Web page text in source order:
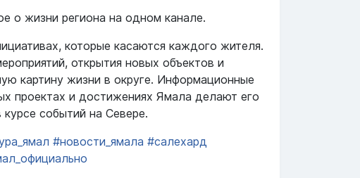
о жизни региона на одном канале.
которые касаются каждого жителя.
открытия новых объектов и
картину жизни в округе. Информационные
проектах и достижениях Ямала делают его
событий на Севере.
#новости_ямала #салехард